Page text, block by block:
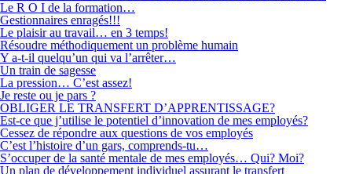
Le R O I de la formation…
Gestionnaires enragés!!!
Le plaisir au travail… en 3 temps!
Résoudre méthodiquement un problème humain
Y a-t-il quelqu’un qui va l’arrêter…
Un train de sagesse
La pression… C’est assez!
Je reste ou je pars ?
OBLIGER LE TRANSFERT D’APPRENTISSAGE?
Est-ce que j’utilise le potentiel d’innovation de mes employés?
Cessez de répondre aux questions de vos employés
C’est l’histoire d’un gars, comprends-tu…
S’occuper de la santé mentale de mes employés… Qui? Moi?
Un plan de développement individuel assurant le transfert